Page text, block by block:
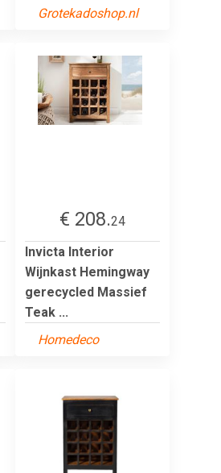
Grotekadoshop.nl
€ 208.24
Invicta Interior
Wijnkast Hemingway
gerecycled Massief
Teak ...
Homedeco